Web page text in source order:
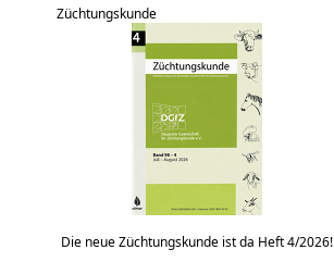
Züchtungskunde
Die neue Züchtungskunde ist da Heft 4/2026!